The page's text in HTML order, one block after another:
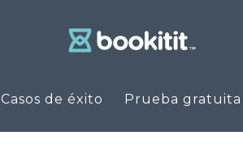
Casos de éxito Prueba gratuita